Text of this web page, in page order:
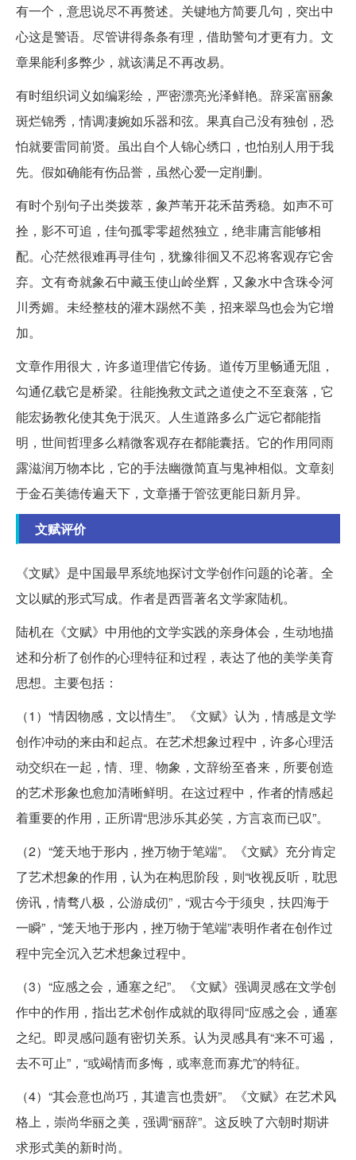
有一个，意思说尽不再赘述。关键地方简要几句，突出中
心这是警语。尽管讲得条条有理，借助警句才更有力。文
章果能利多弊少，就该满足不再改易。
有时组织词义如编彩绘，严密漂亮光泽鲜艳。辞采富丽象
斑烂锦秀，情调凄婉如乐器和弦。果真自己没有独创，恐
怕就要雷同前贤。虽出自个人锦心绣口，也怕别人用于我
先。假如确能有伤品誉，虽然心爱一定削删。
有时个别句子出类拨萃，象芦苇开花禾苗秀稳。如声不可
拴，影不可追，佳句孤零零超然独立，绝非庸言能够相
配。心茫然很难再寻佳句，犹豫徘徊又不忍将客观存它舍
弃。文有奇就象石中藏玉使山岭坐辉，又象水中含珠令河
川秀媚。未经整枝的灌木踢然不美，招来翠鸟也会为它增
加。
文章作用很大，许多道理借它传扬。道传万里畅通无阻，
勾通亿载它是桥梁。往能挽救文武之道使之不至衰落，它
能宏扬教化使其免于泯灭。人生道路多么广远它都能指
明，世间哲理多么精微客观存在都能囊括。它的作用同雨
露滋润万物本比，它的手法幽微简直与鬼神相似。文章刻
于金石美德传遍天下，文章播于管弦更能日新月异。
文赋评价
《文赋》是中国最早系统地探讨文学创作问题的论著。全
文以赋的形式写成。作者是西晋著名文学家陆机。
陆机在《文赋》中用他的文学实践的亲身体会，生动地描
述和分析了创作的心理特征和过程，表达了他的美学美育
思想。主要包括：
（1）“情因物感，文以情生”。《文赋》认为，情感是文学
创作冲动的来由和起点。在艺术想象过程中，许多心理活
动交织在一起，情、理、物象，文辞纷至沓来，所要创造
的艺术形象也愈加清晰鲜明。在这过程中，作者的情感起
着重要的作用，正所谓“思涉乐其必笑，方言哀而已叹”。
（2）“笼天地于形内，挫万物于笔端”。《文赋》充分肯定
了艺术想象的作用，认为在构思阶段，则“收视反听，耽思
傍讯，情骛八极，公游成仞”，“观古今于须臾，扶四海于
一瞬”，“笼天地于形内，挫万物于笔端”表明作者在创作过
程中完全沉入艺术想象过程中。
（3）“应感之会，通塞之纪”。《文赋》强调灵感在文学创
作中的作用，指出艺术创作成就的取得同“应感之会，通塞
之纪。即灵感问题有密切关系。认为灵感具有“来不可遏，
去不可止”，“或竭情而多悔，或率意而寡尤”的特征。
（4）“其会意也尚巧，其遣言也贵妍”。《文赋》在艺术风
格上，崇尚华丽之美，强调“丽辞”。这反映了六朝时期讲
求形式美的新时尚。